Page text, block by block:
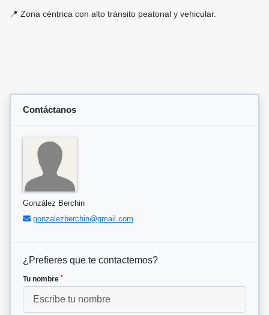
📍 Zona céntrica con alto tránsito peatonal y vehicular.
Contáctanos
González Berchin
gonzalezberchin@gmail.com
¿Prefieres que te contactemos?
Tu nombre *